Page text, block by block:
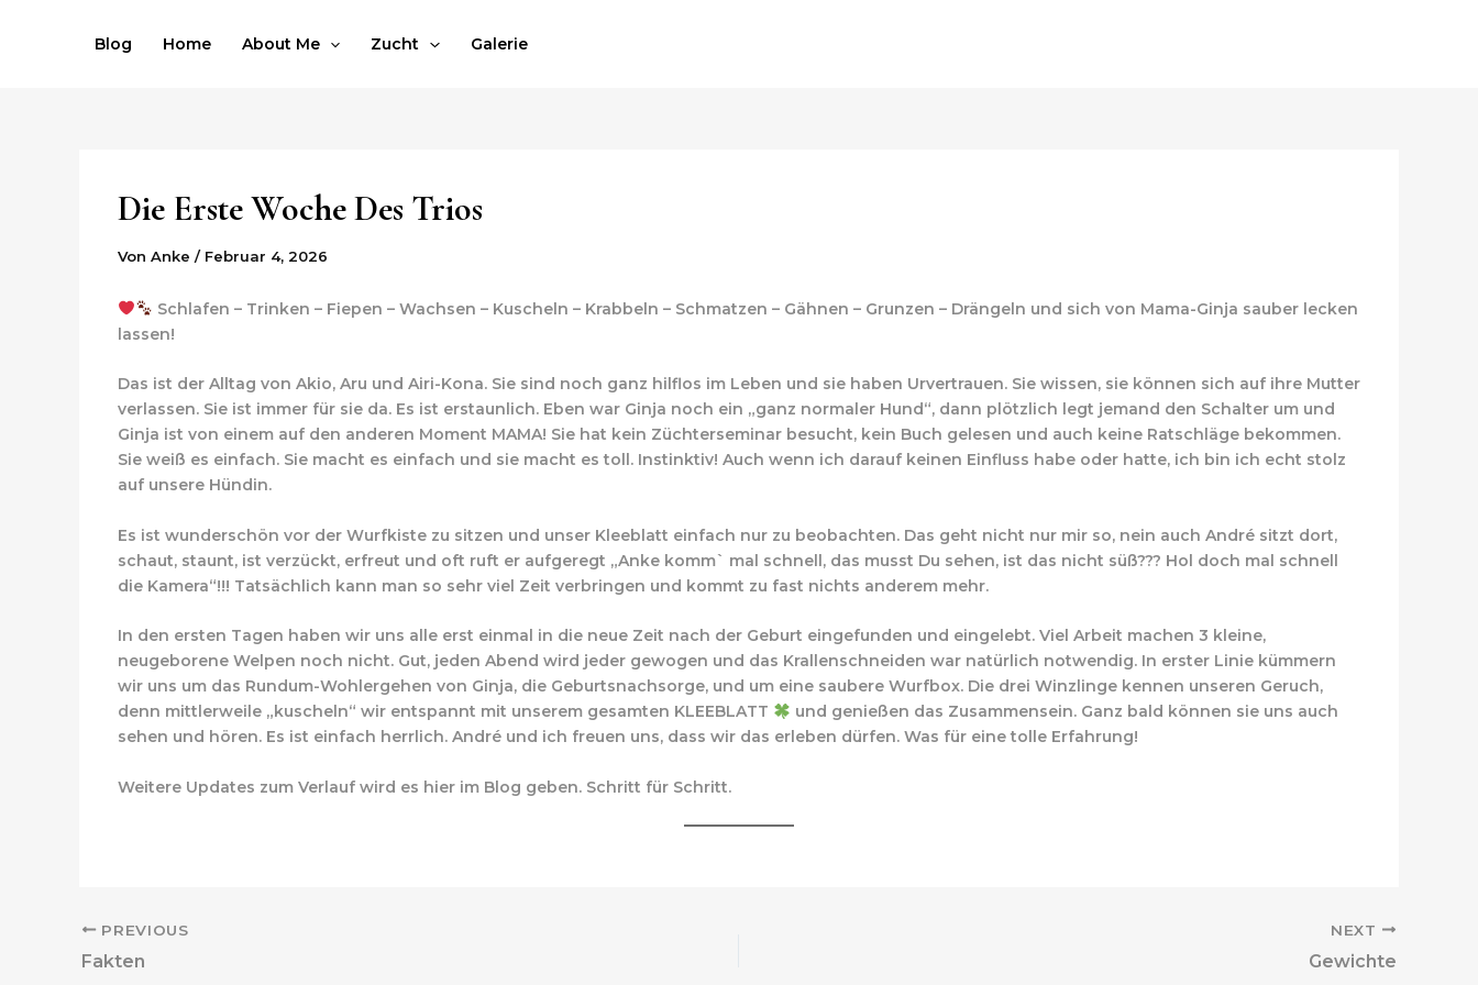
Blog Home About Me Zucht Galerie
Die Erste Woche Des Trios
Von Anke / Februar 4, 2026
Schlafen – Trinken – Fiepen – Wachsen – Kuscheln – Krabbeln – Schmatzen – Gähnen – Grunzen – Drängeln und sich von Mama-Ginja sauber lecken
lassen!
Das ist der Alltag von Akio, Aru und Airi-Kona. Sie sind noch ganz hilflos im Leben und sie haben Urvertrauen. Sie wissen, sie können sich auf ihre Mutter
verlassen. Sie ist immer für sie da. Es ist erstaunlich. Eben war Ginja noch ein „ganz normaler Hund“, dann plötzlich legt jemand den Schalter um und
Ginja ist von einem auf den anderen Moment MAMA! Sie hat kein Züchterseminar besucht, kein Buch gelesen und auch keine Ratschläge bekommen.
Sie weiß es einfach. Sie macht es einfach und sie macht es toll. Instinktiv! Auch wenn ich darauf keinen Einfluss habe oder hatte, ich bin ich echt stolz
auf unsere Hündin.
Es ist wunderschön vor der Wurfkiste zu sitzen und unser Kleeblatt einfach nur zu beobachten. Das geht nicht nur mir so, nein auch André sitzt dort,
schaut, staunt, ist verzückt, erfreut und oft ruft er aufgeregt „Anke komm` mal schnell, das musst Du sehen, ist das nicht süß??? Hol doch mal schnell
die Kamera“!!! Tatsächlich kann man so sehr viel Zeit verbringen und kommt zu fast nichts anderem mehr.
In den ersten Tagen haben wir uns alle erst einmal in die neue Zeit nach der Geburt eingefunden und eingelebt. Viel Arbeit machen 3 kleine,
neugeborene Welpen noch nicht. Gut, jeden Abend wird jeder gewogen und das Krallenschneiden war natürlich notwendig. In erster Linie kümmern
wir uns um das Rundum-Wohlergehen von Ginja, die Geburtsnachsorge, und um eine saubere Wurfbox. Die drei Winzlinge kennen unseren Geruch,
denn mittlerweile „kuscheln“ wir entspannt mit unserem gesamten KLEEBLATT
und genießen das Zusammensein. Ganz bald können sie uns auch
sehen und hören. Es ist einfach herrlich. André und ich freuen uns, dass wir das erleben dürfen. Was für eine tolle Erfahrung!
Weitere Updates zum Verlauf wird es hier im Blog geben. Schritt für Schritt.
navigation
PREVIOUS
Fakten
NEXT
Gewichte